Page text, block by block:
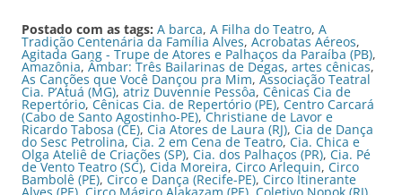
Postado com as tags: A barca, A Filha do Teatro, A
Tradição Centenária da Família Alves, Acrobatas Aéreos,
Agitada Gang - Trupe de Atores e Palhaços da Paraíba (PB),
Amazônia, Âmbar: Três Bailarinas de Degas, artes cênicas,
As Canções que Você Dançou pra Mim, Associação Teatral
Cia. P’Atuá (MG), atriz Duvennie Pessôa, Cênicas Cia de
Repertório,Cênicas Cia. de Repertório (PE), Centro Carcará
(Cabo de Santo Agostinho-PE),Christiane de Lavor e
Ricardo Tabosa (CE), Cia Atores de Laura (RJ), Cia de Dança
do Sesc Petrolina, Cia. 2 em Cena de Teatro, Cia. Chica e
Olga Ateliê de Criações (SP), Cia. dos Palhaços (PR), Cia. Pé
de Vento Teatro (SC), Cida Moreira, Circo Arlequin, Circo
Bambolê (PE), Circo e Dança (Recife-PE), Circo Itinerante
Alves (PE), Circo Mágico Alakazam (PE),Coletivo Nopok (RJ),